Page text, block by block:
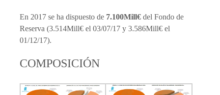
En 2017 se ha dispuesto de 7.100Mill€ del Fondo de
Reserva (3.514Mill€ el 03/07/17 y 3.586Mill€ el
01/12/17).
COMPOSICIÓN